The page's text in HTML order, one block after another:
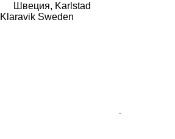
Швеция, Karlstad
Klaravik Sweden